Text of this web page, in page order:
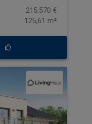
215.570 €
125,61 m²